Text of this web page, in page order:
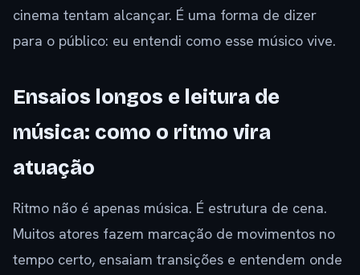
cinema tentam alcançar. É uma forma de dizer
para o público: eu entendi como esse músico vive.
Ensaios longos e leitura de
música: como o ritmo vira
atuação
Ritmo não é apenas música. É estrutura de cena.
Muitos atores fazem marcação de movimentos no
tempo certo, ensaiam transições e entendem onde